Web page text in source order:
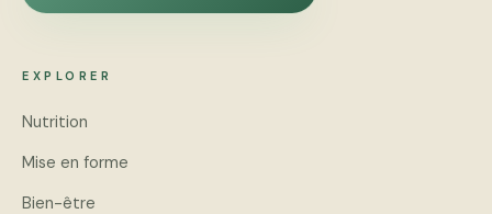
EXPLORER
Nutrition
Mise en forme
Bien-être